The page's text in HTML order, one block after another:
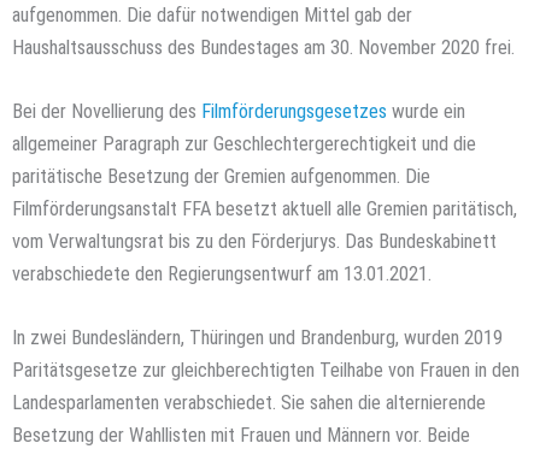
aufgenommen. Die dafür notwendigen Mittel gab der
Haushaltsausschuss des Bundestages am 30. November 2020 frei.
Bei der Novellierung des Filmförderungsgesetzes wurde ein
allgemeiner Paragraph zur Geschlechtergerechtigkeit und die
paritätische Besetzung der Gremien aufgenommen. Die
Filmförderungsanstalt FFA besetzt aktuell alle Gremien paritätisch,
vom Verwaltungsrat bis zu den Förderjurys. Das Bundeskabinett
verabschiedete den Regierungsentwurf am 13.01.2021.
In zwei Bundesländern, Thüringen und Brandenburg, wurden 2019
Paritätsgesetze zur gleichberechtigten Teilhabe von Frauen in den
Landesparlamenten verabschiedet. Sie sahen die alternierende
Besetzung der Wahllisten mit Frauen und Männern vor. Beide